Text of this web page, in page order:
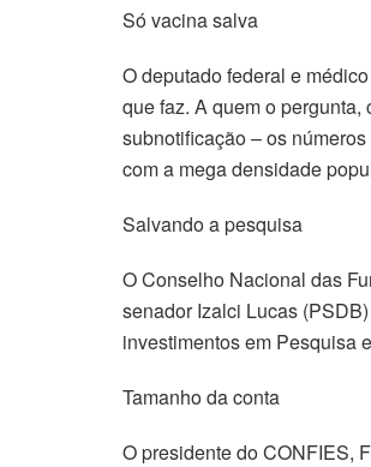
Só vacina salva
O deputado federal e
que faz. A quem o
subnotificação – os
com a mega densidade
Salvando a pesquisa
O Conselho Nacional das
senador Izalci Lucas
investimentos em Pesquisa
Tamanho da conta
O presidente do CONFIES,